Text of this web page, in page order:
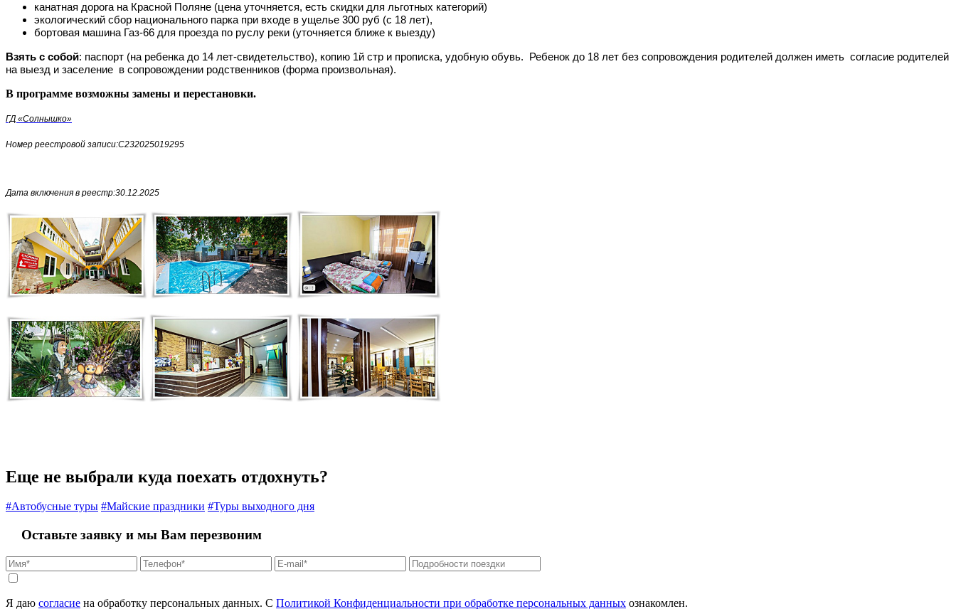
канатная дорога на Красной Поляне (цена уточняется, есть скидки для льготных категорий)
экологический сбор национального парка при входе в ущелье 300 руб (c 18 лет),
бортовая машина Газ-66 для проезда по руслу реки (уточняется ближе к выезду)
Взять с собой: паспорт (на ребенка до 14 лет-свидетельство), копию 1й стр и прописка, удобную обувь. Ребенок до 18 лет без сопровождения родителей должен иметь согласие родителей
на выезд и заселение в сопровождении родственников (форма произвольная).
В программе возможны замены и перестановки.
ГД «Солнышко»
Номер реестровой записи:С232025019295
Дата включения в реестр:30.12.2025
Еще не выбрали куда поехать отдохнуть?
#Автобусные туры #Майские праздники #Туры выходного дня
Оставьте заявку и мы Вам перезвоним
Я даю согласие на обработку персональных данных. С Политикой Конфиденциальности при обработке персональных данных ознакомлен.